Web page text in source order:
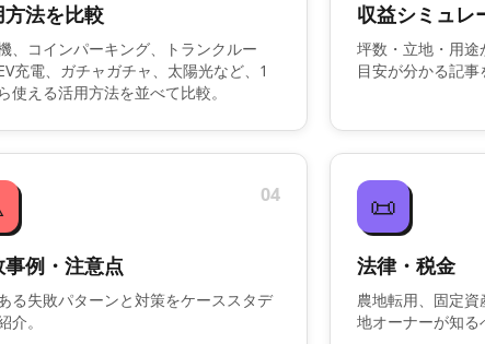
方法を比較
、コインパーキング、トランクルー
充電、ガチャガチャ、太陽光など、1
使える活用方法を並べて比較。
収益シミュレ
坪数・立地・用
目安が分かる記事
04
事例・注意点
る失敗パターンと対策をケーススタデ
介。
📜
法律・税金
農地転用、固定
地オーナーが知る